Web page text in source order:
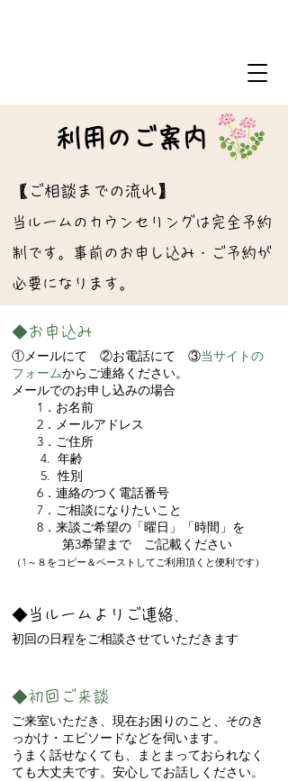
利用のご案内
【ご相談までの流れ】
当ルームのカウンセリングは完全予約
制です。事前のお申し込み・ご予約が
必要になります。
◆お申込み
①メールにて ②お電話にて ③当サイトの
フォームからご連絡ください。
メールでのお申し込みの場合
1．お名前
2．メールアドレス
3．ご住所
4. 年齢
5. 性別
6．連絡のつく電話番号
7．ご相談になりたいこと
8．来談ご希望の「曜日」「時間」を
第3希望まで ご記載ください
（1～８をコピー＆ペーストしてご利用頂くと便利です）
◆当ルームよりご連絡、
初回の日程をご相談させていただきます
◆初回ご来談
ご来室いただき、現在お困りのこと、そのき
っかけ・エピソードなどを伺います。
うまく話せなくても、まとまっておられなく
ても大丈夫です。安心してお話しください。